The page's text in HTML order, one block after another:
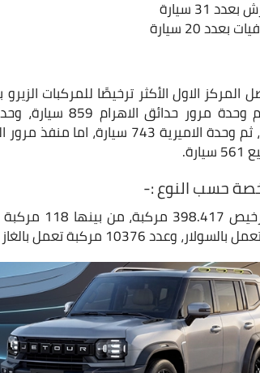
31 سيارة
20 سيارة
المركز الاول الأكثر ترخيصًا للمركبات
حسب النوع :-